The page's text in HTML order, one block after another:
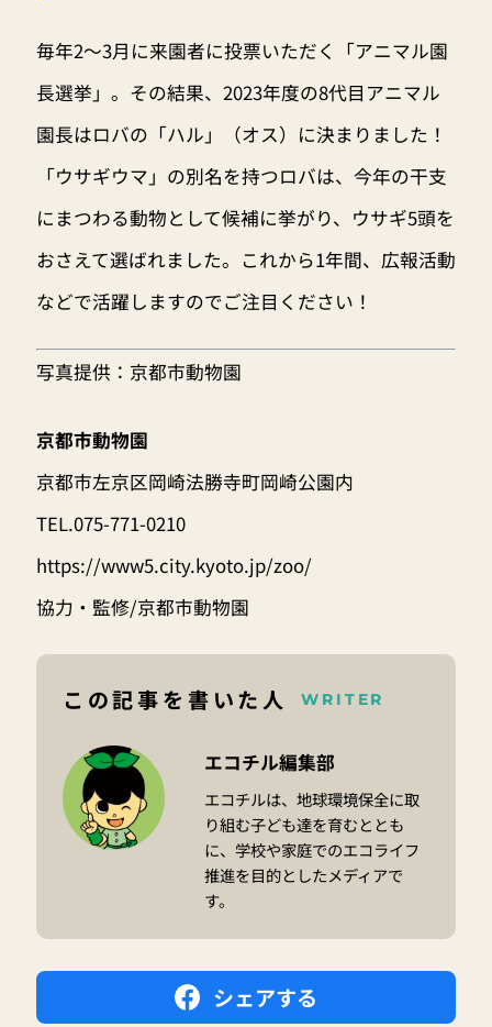
毎年2～3月に来園者に投票いただく「アニマル園
長選挙」。その結果、2023年度の8代目アニマル
園長はロバの「ハル」（オス）に決まりました！
「ウサギウマ」の別名を持つロバは、今年の干支
にまつわる動物として候補に挙がり、ウサギ5頭を
おさえて選ばれました。これから1年間、広報活動
などで活躍しますのでご注目ください！
写真提供：京都市動物園
京都市動物園
京都市左京区岡崎法勝寺町岡崎公園内
TEL.075-771-0210
https://www5.city.kyoto.jp/zoo/
協力・監修/京都市動物園
この記事を書いた人 WRITER
エコチル編集部
エコチルは、地球環境保全に取
り組む子ども達を育むととも
に、学校や家庭でのエコライフ
推進を目的としたメディアで
す。
シェアする